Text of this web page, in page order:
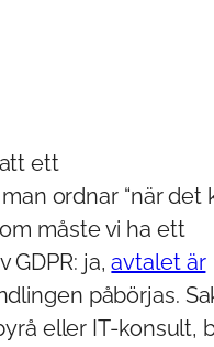
ett
ordnar “när det
måste vi ha ett
GDPR: ja,avtalet är
påbörjas.
eller IT-konsult,